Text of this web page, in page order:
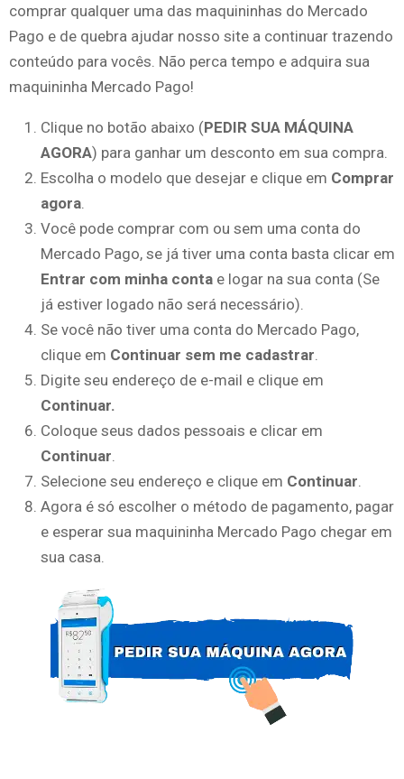
comprar qualquer uma das maquininhas do Mercado
Pago e de quebra ajudar nosso site a continuar trazendo
conteúdo para vocês. Não perca tempo e adquira sua
maquininha Mercado Pago!
Clique no botão abaixo (PEDIR SUA MÁQUINA
AGORA) para ganhar um desconto em sua compra.
Escolha o modelo que desejar e clique em Comprar
agora
Você pode comprar com ou sem uma conta do
Mercado Pago, se já tiver uma conta basta clicar em
Entrar com minha conta e logar na sua conta (Se
já estiver logado não será necessário).
Se você não tiver uma conta do Mercado Pago,
clique em Continuar sem me cadastrar
Digite seu endereço de e-mail e clique em
Continuar.
Coloque seus dados pessoais e clicar em
Continuar
Selecione seu endereço e clique em Continuar
Agora é só escolher o método de pagamento, pagar
e esperar sua maquininha Mercado Pago chegar em
sua casa.